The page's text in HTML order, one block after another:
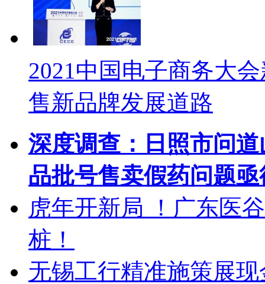
2021中国电子商务大
售新品牌发展道路
深度调查：日照市问
品批号售卖假药问题
虎年开新局 ！广东医
桩！
无锡工行精准施策展